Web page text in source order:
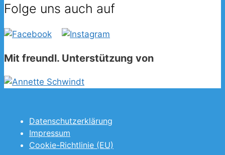
Folge uns auch auf
Mit freundl. Unterstützung von
Datenschutzerklärung
Impressum
Cookie-Richtlinie (EU)